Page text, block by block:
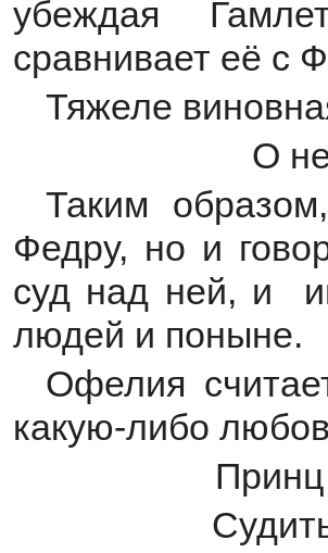
убеждая
сравнивает её с
Тяжеле
О
Таким
Федру, но и
суд над ней, и
людей и поныне.
Офелия
какую-либо